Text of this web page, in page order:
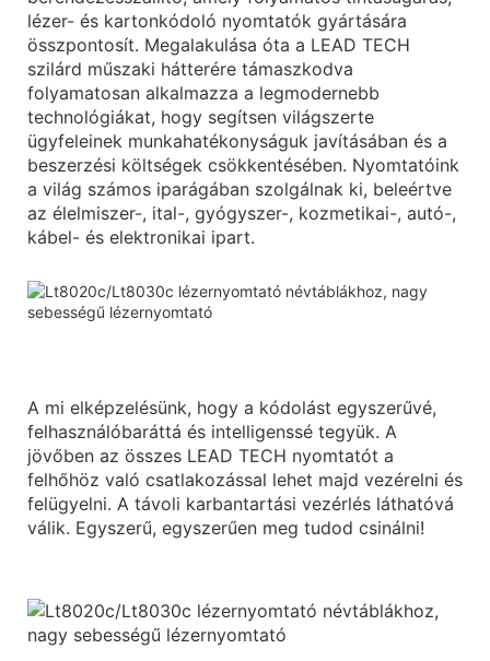
lézer- és kartonkódoló nyomtatók gyártására
összpontosít. Megalakulása óta a LEAD TECH
szilárd műszaki hátterére támaszkodva
folyamatosan alkalmazza a legmodernebb
technológiákat, hogy segítsen világszerte
ügyfeleinek munkahatékonyságuk javításában és a
beszerzési költségek csökkentésében. Nyomtatóink
a világ számos iparágában szolgálnak ki, beleértve
az élelmiszer-, ital-, gyógyszer-, kozmetikai-, autó-,
kábel- és elektronikai ipart.
A mi elképzelésünk, hogy a kódolást egyszerűvé,
felhasználóbaráttá és intelligenssé tegyük. A
jövőben az összes LEAD TECH nyomtatót a
felhőhöz való csatlakozással lehet majd vezérelni és
felügyelni. A távoli karbantartási vezérlés láthatóvá
válik. Egyszerű, egyszerűen meg tudod csinálni!